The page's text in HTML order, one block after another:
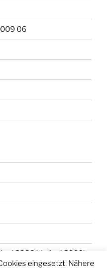
06
2008 bis Juni 2009)
eingesetzt. Nähere